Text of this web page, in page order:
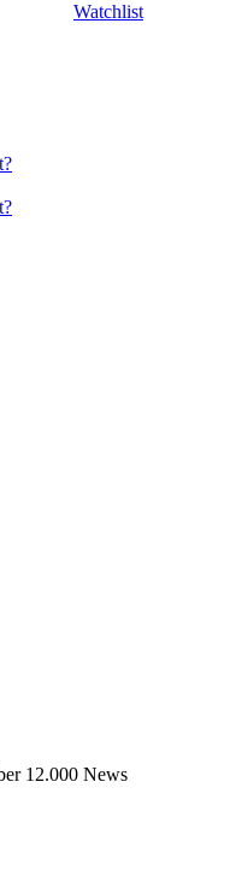
Watchlist
12.000 News